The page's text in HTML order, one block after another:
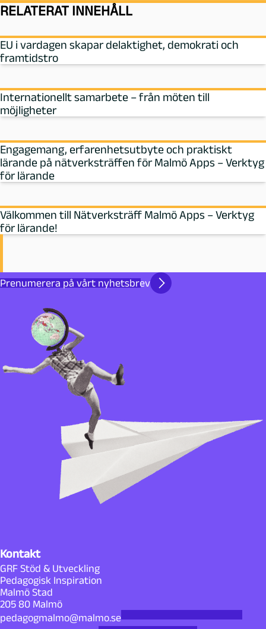
RELATERAT INNEHÅLL
EU i vardagen skapar delaktighet, demokrati och
framtidstro
Internationellt samarbete – från möten till
möjligheter
Engagemang, erfarenhetsutbyte och praktiskt
lärande på nätverksträffen för Malmö Apps – Verktyg
för lärande
Välkommen till Nätverksträff Malmö Apps – Verktyg
för lärande!
Prenumerera på vårt nyhetsbrev
Kontakt
GRF Stöd & Utveckling
Pedagogisk Inspiration
Malmö Stad
205 80 Malmö
pedagogmalmo@malmo.se